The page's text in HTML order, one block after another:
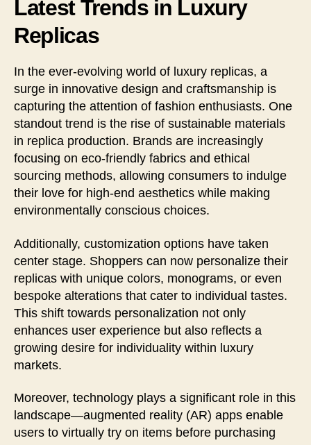
Latest Trends in Luxury
Replicas
In the ever-evolving world of luxury replicas, a
surge in innovative design and craftsmanship is
capturing the attention of fashion enthusiasts. One
standout trend is the rise of sustainable materials
in replica production. Brands are increasingly
focusing on eco-friendly fabrics and ethical
sourcing methods, allowing consumers to indulge
their love for high-end aesthetics while making
environmentally conscious choices.
Additionally, customization options have taken
center stage. Shoppers can now personalize their
replicas with unique colors, monograms, or even
bespoke alterations that cater to individual tastes.
This shift towards personalization not only
enhances user experience but also reflects a
growing desire for individuality within luxury
markets.
Moreover, technology plays a significant role in this
landscape—augmented reality (AR) apps enable
users to virtually try on items before purchasing